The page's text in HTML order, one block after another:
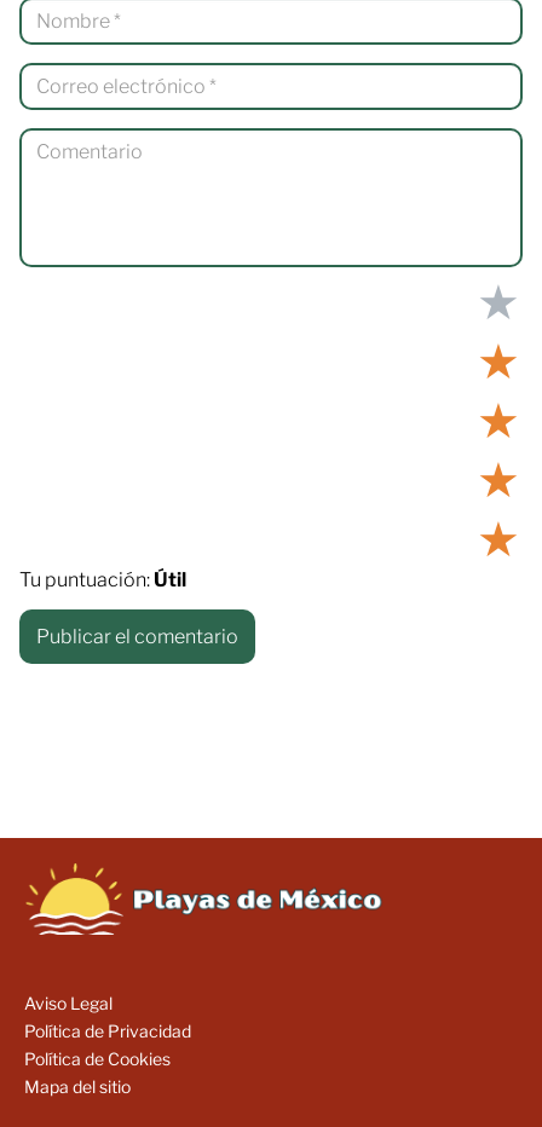
★
★
★
★
★
Tu puntuación: Útil
Aviso Legal
Política de Privacidad
Política de Cookies
Mapa del sitio